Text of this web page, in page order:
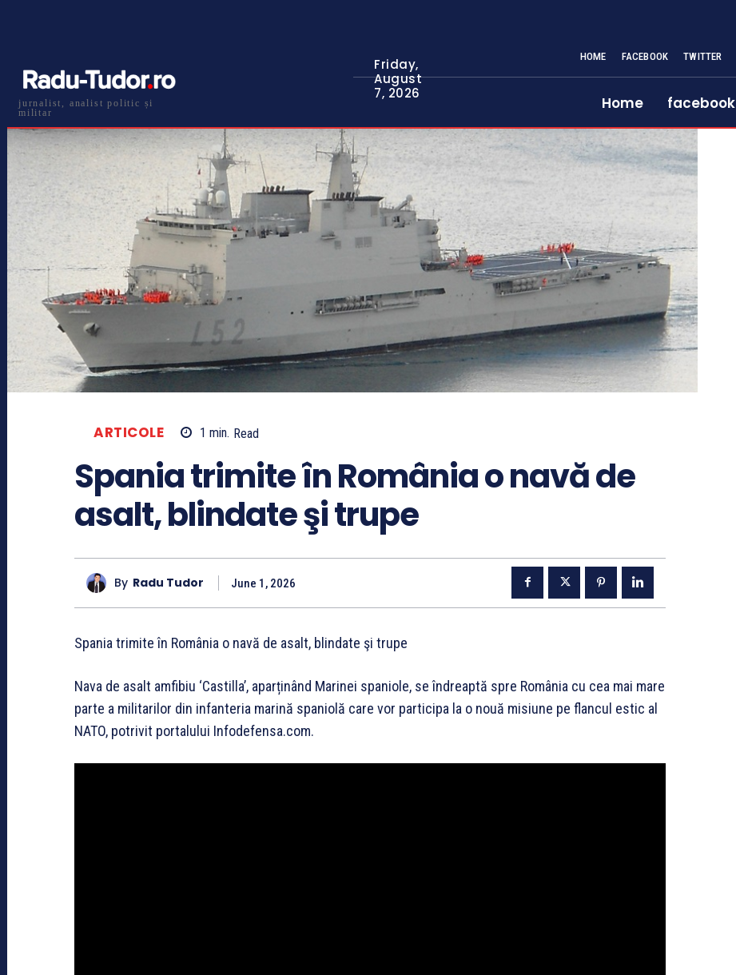
jurnalist, analist politic și
militar
Friday,
August
7, 2026
HOME FACEBOOK TWITTER
Home facebook
ARTICOLE 1 min. Read
Spania trimite în România o navă de
asalt, blindate şi trupe
By Radu Tudor June 1, 2026
Spania trimite în România o navă de asalt, blindate şi trupe
Nava de asalt amfibiu ‘Castilla’, aparținând Marinei spaniole, se îndreaptă spre România cu cea mai mare
parte a militarilor din infanteria marină spaniolă care vor participa la o nouă misiune pe flancul estic al
NATO, potrivit portalului Infodefensa.com.